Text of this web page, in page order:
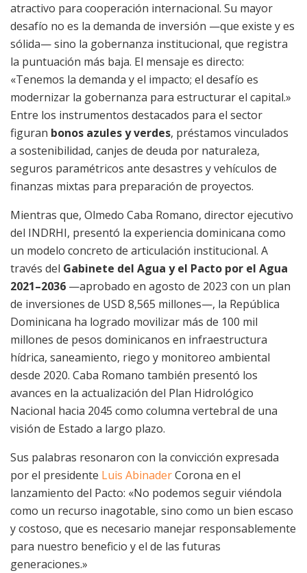
atractivo para cooperación internacional. Su mayor
desafío no es la demanda de inversión —que existe y es
sólida— sino la gobernanza institucional, que registra
la puntuación más baja. El mensaje es directo:
«Tenemos la demanda y el impacto; el desafío es
modernizar la gobernanza para estructurar el capital.»
Entre los instrumentos destacados para el sector
figuran bonos azules y verdes, préstamos vinculados
a sostenibilidad, canjes de deuda por naturaleza,
seguros paramétricos ante desastres y vehículos de
finanzas mixtas para preparación de proyectos.
Mientras que, Olmedo Caba Romano, director ejecutivo
del INDRHI, presentó la experiencia dominicana como
un modelo concreto de articulación institucional. A
través del Gabinete del Agua y el Pacto por el Agua
2021–2036 —aprobado en agosto de 2023 con un plan
de inversiones de USD 8,565 millones—, la República
Dominicana ha logrado movilizar más de 100 mil
millones de pesos dominicanos en infraestructura
hídrica, saneamiento, riego y monitoreo ambiental
desde 2020. Caba Romano también presentó los
avances en la actualización del Plan Hidrológico
Nacional hacia 2045 como columna vertebral de una
visión de Estado a largo plazo.
Sus palabras resonaron con la convicción expresada
por el presidente Luis AbinaderCorona en el
lanzamiento del Pacto: «No podemos seguir viéndola
como un recurso inagotable, sino como un bien escaso
y costoso, que es necesario manejar responsablemente
para nuestro beneficio y el de las futuras
generaciones.»